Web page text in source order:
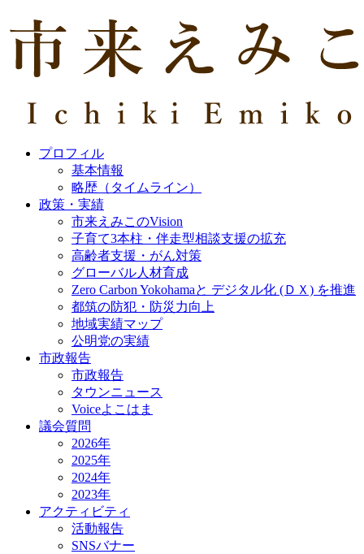
プロフィル
基本情報
略歴（タイムライン）
政策・実績
市来えみこのVision
子育て3本柱・伴走型相談支援の拡充
高齢者支援・がん対策
グローバル人材育成
Zero Carbon Yokohamaと デジタル化 (ＤＸ) を推進
都筑の防犯・防災力向上
地域実績マップ
公明党の実績
市政報告
市政報告
タウンニュース
Voiceよこはま
議会質問
2026年
2025年
2024年
2023年
アクティビティ
活動報告
SNSバナー